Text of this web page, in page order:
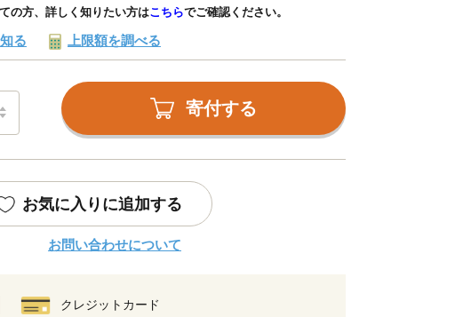
の方、詳しく知りたい方はこちらでご確認ください。
る 上限額を調べる
寄付する
お気に入りに追加する
お問い合わせについて
クレジットカード